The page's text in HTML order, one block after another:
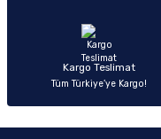
Kargo Teslimat
Tüm Türkiye’ye Kargo!